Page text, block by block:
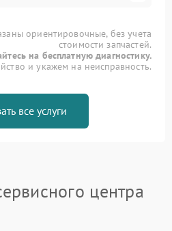
ориентировочные, без учета
стоимости запчастей.
на бесплатную диагностику.
и укажем на неисправность.
все услуги
центра